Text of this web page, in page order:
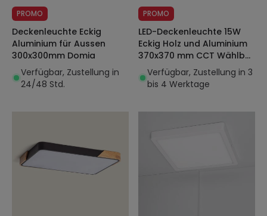
PROMO
Deckenleuchte Eckig
Aluminium für Aussen
300x300mm Domia
Verfügbar, Zustellung in
24/48 Std.
PROMO
LED-Deckenleuchte 15W
Eckig Holz und Aluminium
370x370 mm CCT Wählbar
DariVerfügbar, Zustellung in 3
bis 4 Werktage